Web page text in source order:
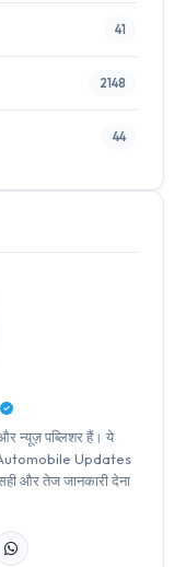
41
2148
44
न्यूज़ पब्लिशर हैं। ये
Updates
और तेज जानकारी देना